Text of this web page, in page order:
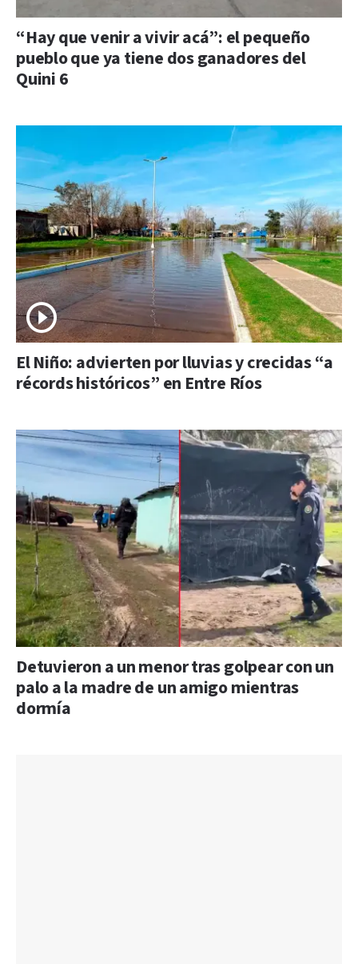
“Hay que venir a vivir acá”: el pequeño
pueblo que ya tiene dos ganadores del
Quini 6
El Niño: advierten por lluvias y crecidas “a
récords históricos” en Entre Ríos
Detuvieron a un menor tras golpear con un
palo a la madre de un amigo mientras
dormía